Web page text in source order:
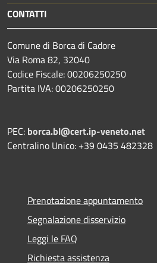
CONTATTI
Comune di Borca di Cadore
Via Roma 82, 32040
Codice Fiscale: 00206250250
Partita IVA: 00206250250
PEC: borca.bl@cert.ip-veneto.net
Centralino Unico: +39 0435 482328
Prenotazione appuntamento
Segnalazione disservizio
Leggi le FAQ
Richiesta assistenza